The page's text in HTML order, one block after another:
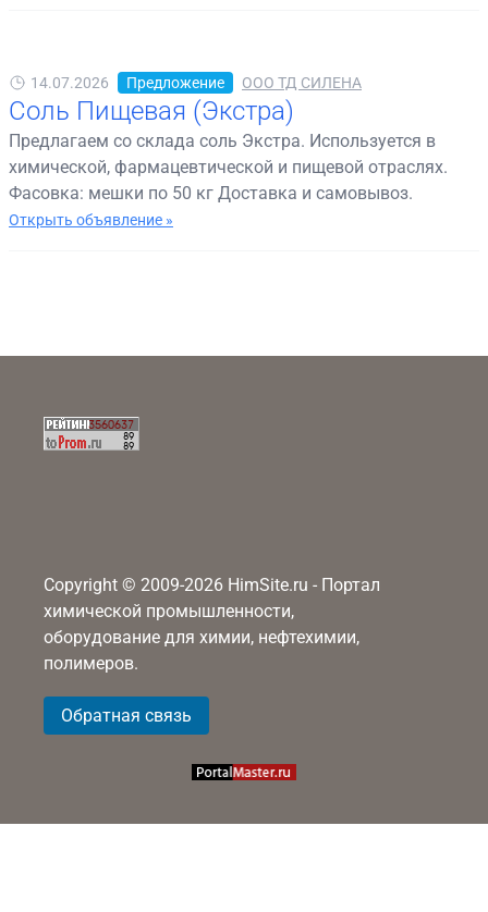
14.07.2026 Предложение ООО ТД СИЛЕНА
Соль Пищевая (Экстра)
Предлагаем со склада соль Экстра. Используется в
химической, фармацевтической и пищевой отраслях.
Фасовка: мешки по 50 кг Доставка и самовывоз.
Открыть объявление »
Copyright © 2009-2026 HimSite.ru - Портал
химической промышленности,
оборудование для химии, нефтехимии,
полимеров.
Обратная связь